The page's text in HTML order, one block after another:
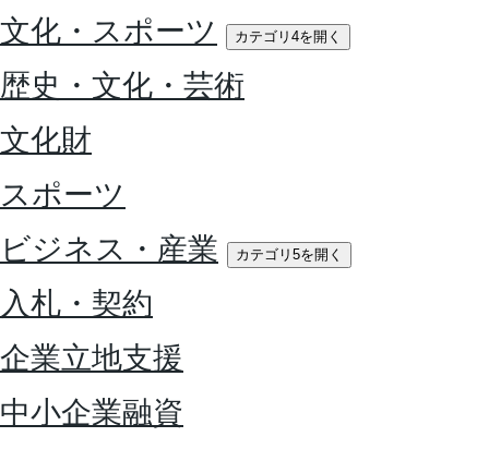
文化・スポーツ
カテゴリ4を開く
歴史・文化・芸術
文化財
スポーツ
ビジネス・産業
カテゴリ5を開く
入札・契約
企業立地支援
中小企業融資